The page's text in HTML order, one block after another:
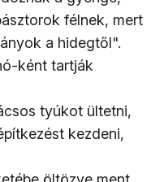
félnek, mert
a hidegtől".
ként tartják
tyúkot ültetni,
kezdeni,